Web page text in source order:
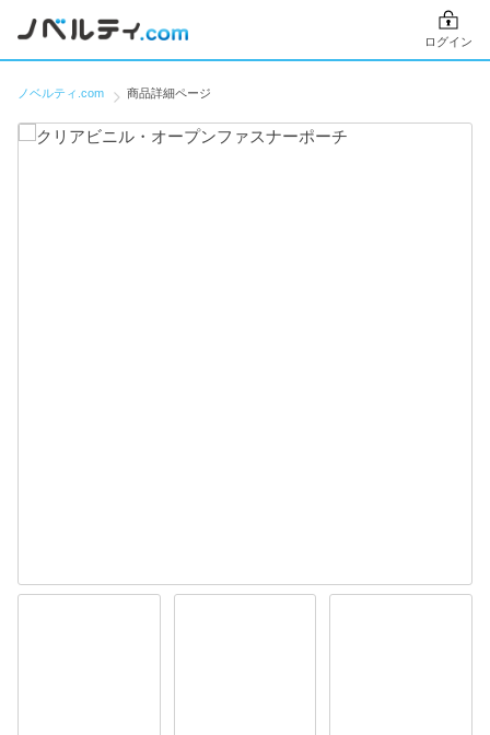
ログイン
ノベルティ.com 商品詳細ページ